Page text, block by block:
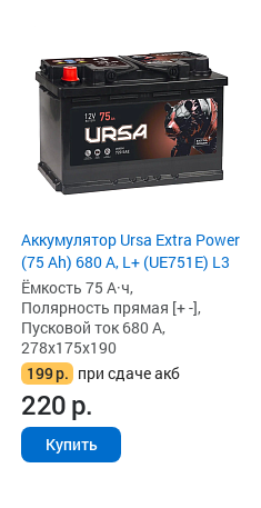
Аккумулятор Ursa Extra Power
(75 Ah) 680 А, L+ (UE751E) L3
Ёмкость 75 А·ч,
Полярность прямая [+ -],
Пусковой ток 680 А,
278x175x190
199р. при сдаче акб
220р.
Купить